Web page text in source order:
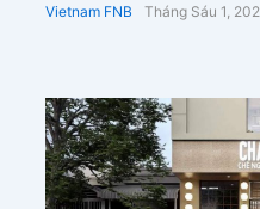
Vietnam FNB Tháng Sáu 1,